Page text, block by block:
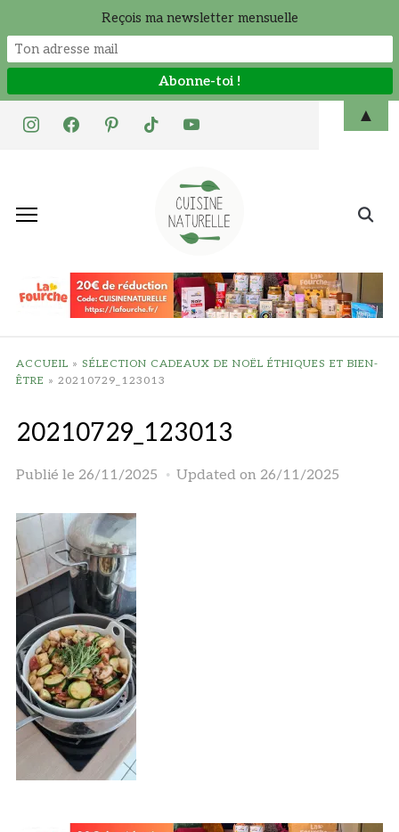
instagramfacebookpinteresttiktok youtube
Search
ACCUEIL » SÉLECTION CADEAUX DE NOËL ÉTHIQUES ET BIEN-
ÊTRE » 20210729_123013
20210729_123013
Publié le 26/11/2025 Updated on 26/11/2025
Reçois ma newsletter mensuelle
▲